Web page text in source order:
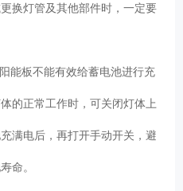
换灯管及其他部件时，一定要
能板不能有效给蓄电池进行充
的正常工作时，可关闭灯体上
满电后，再打开手动开关，避
命。